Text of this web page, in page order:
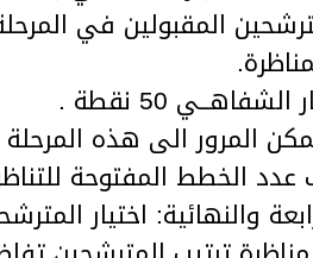
المقبولين في
50 نقطة .
المرور الى هذه
الخطط المفتوحة